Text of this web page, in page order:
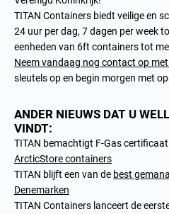
TITAN Containers biedt veilige en
24 uur per dag, 7 dagen per week
eenheden van 6ft containers tot
Neem vandaag nog contact op
sleutels op en begin morgen met
ANDER NIEUWS DAT U
VINDT:
TITAN bemachtigt F-Gas
ArcticStore containers
TITAN blijft een van de best
Denemarken
TITAN Containers lanceert de